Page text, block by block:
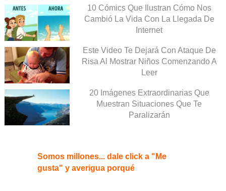
10 Cómics Que Ilustran Cómo Nos
Cambió La Vida Con La Llegada De
Internet
Este Video Te Dejará Con Ataque De
Risa Al Mostrar Niños Comenzando A
Leer
20 Imágenes Extraordinarias Que
Muestran Situaciones Que Te
Paralizarán
Somos millones... dale click a "Me
gusta" y averigua porqué